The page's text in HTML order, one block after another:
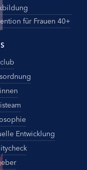
für Frauen 40+
Entwicklung